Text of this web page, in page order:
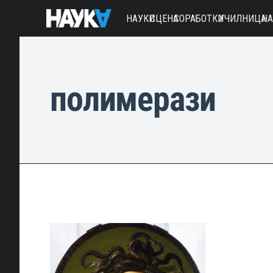
НАУКИСЦЕНАСОРАБОТКИУЧИЛНИЦА
полимерази